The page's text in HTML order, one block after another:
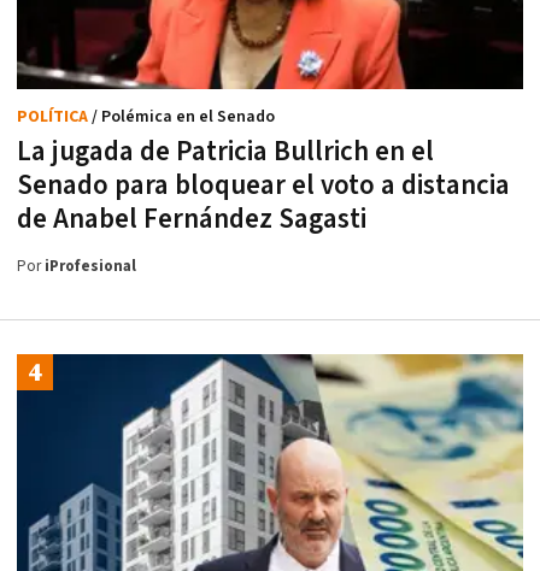
La jugada de Patricia Bullrich en el
Senado para bloquear el voto a distancia
de Anabel Fernández Sagasti
POLÍTICA/ Polémica en el Senado
PoriProfesional